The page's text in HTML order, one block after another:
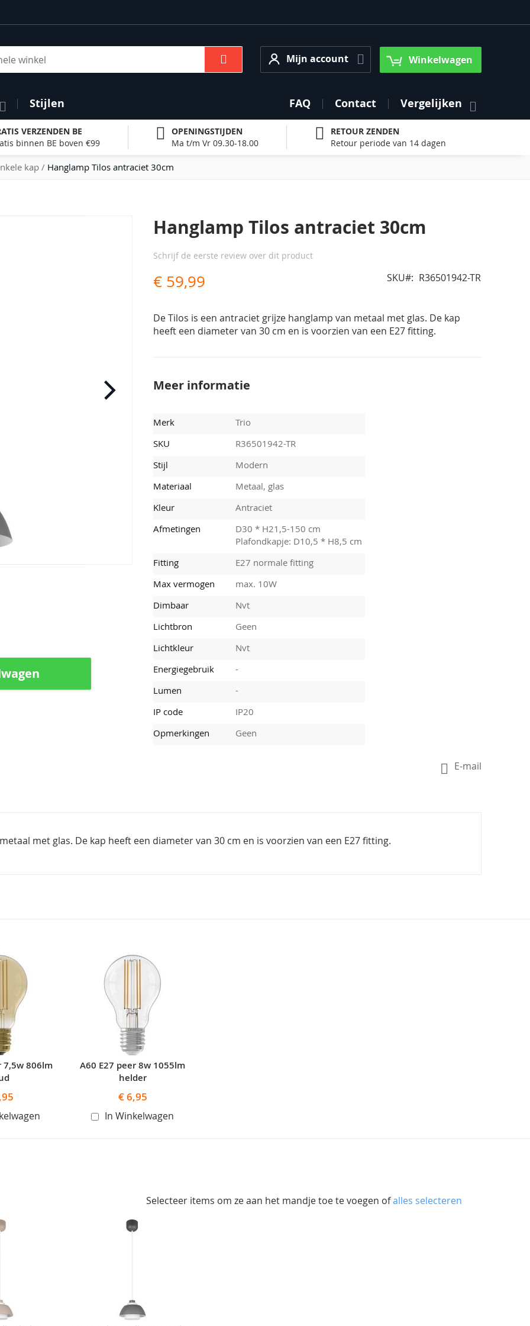
Mijn account
Mijn account Winkelwagen
Stijlen FAQ Contact Vergelijken
VERZENDEN BE
binnen BE boven €99
OPENINGSTIJDEN
Ma t/m Vr 09.30-18.00
RETOUR ZENDEN
Retour periode van 14 dagen
kap Hanglamp Tilos antraciet 30cm
Hanglamp Tilos antraciet 30cm
Schrijf de eerste review over dit product
€ 59,99 SKU R36501942-TR
De Tilos is een antraciet grijze hanglamp van metaal met glas. De kap
heeft een diameter van 30 cm en is voorzien van een E27 fitting.
Meer informatie
Merk
Trio
SKU
R36501942-TR
Stijl
Modern
Materiaal
Metaal, glas
Kleur
Antraciet
Afmetingen
D30 * H21,5-150 cm
Plafondkapje: D10,5 * H8,5 cm
Fitting
E27 normale fitting
Max vermogen
max. 10W
Dimbaar
Nvt
Lichtbron
Geen
Lichtkleur
Nvt
Energiegebruik
-
Lumen
-
IP code
IP20
Opmerkingen
Geen
E-mail
met glas. De kap heeft een diameter van 30 cm en is voorzien van een E27 fitting.
7,5w 806lm
A60 E27 peer 8w 1055lm
helder
€ 6,95
In Winkelwagen
Selecteer items om ze aan het mandje toe te voegen ofalles selecteren